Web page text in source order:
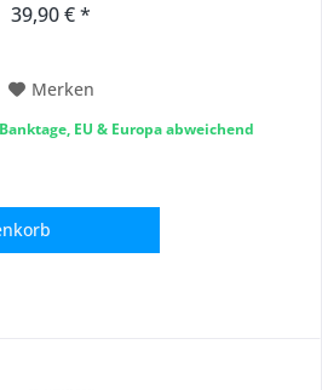
den professionellen Anspruch an
39,90 € *
Merken
EU & Europa abweichend